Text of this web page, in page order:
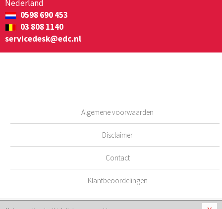
Nederland
0598 690 453
03 808 1140
servicedesk@edc.nl
Algemene voorwaarden
Disclaimer
Contact
Klantbeoordelingen